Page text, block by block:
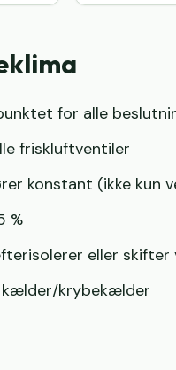
for alle
friskluftventiler
konstant (ikke kun
%
eller skifter
krybekælder